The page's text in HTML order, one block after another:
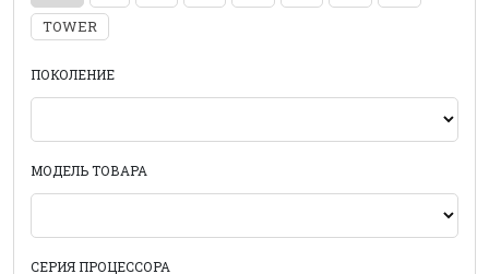
TOWER
ПОКОЛЕНИЕ
МОДЕЛЬ ТОВАРА
СЕРИЯ ПРОЦЕССОРА